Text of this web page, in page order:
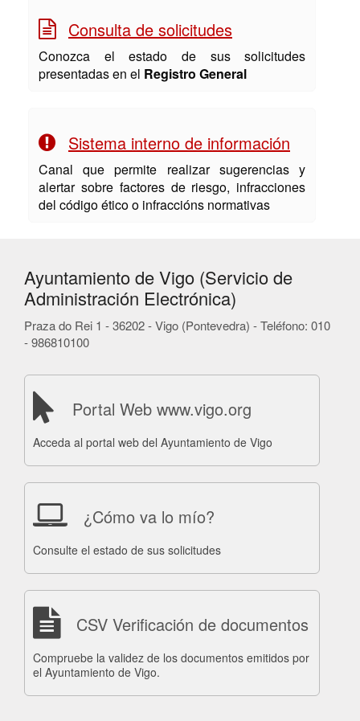
Consulta de solicitudes
Conozca el estado de sus solicitudes
presentadas en el Registro General
Sistema interno de información
Canal que permite realizar sugerencias y
alertar sobre factores de riesgo, infracciones
del código ético o infraccións normativas
Ayuntamiento de Vigo (Servicio de
Administración Electrónica)
Praza do Rei 1 - 36202 - Vigo (Pontevedra) - Teléfono: 010
- 986810100
Portal Web www.vigo.org
Acceda al portal web del Ayuntamiento de Vigo
¿Cómo va lo mío?
Consulte el estado de sus solicitudes
CSV Verificación de documentos
Compruebe la validez de los documentos emitidos por
el Ayuntamiento de Vigo.